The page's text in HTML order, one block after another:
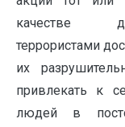
качестве
террористами
их
привлекать к
людей в